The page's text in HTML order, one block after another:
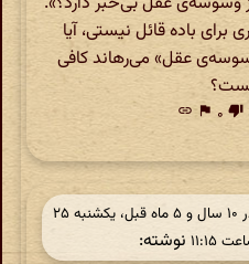
باده قائل نیستی، آیا
عقل» می‌رهاند کافی
thumb_down ۰ flag
link
در ‫۱۰ سال و ۵ ماه قبل، یکشنبه ۲۵
نوشته: